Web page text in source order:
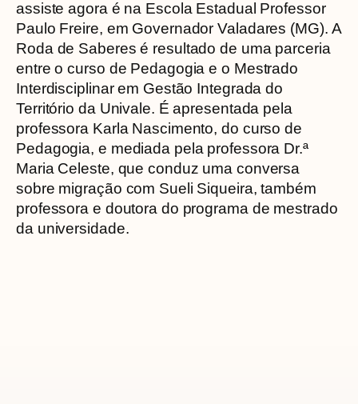
assiste agora é na Escola Estadual Professor
Paulo Freire, em Governador Valadares (MG). A
Roda de Saberes é resultado de uma parceria
entre o curso de Pedagogia e o Mestrado
Interdisciplinar em Gestão Integrada do
Território da Univale. É apresentada pela
professora Karla Nascimento, do curso de
Pedagogia, e mediada pela professora Dr.ª
Maria Celeste, que conduz uma conversa
sobre migração com Sueli Siqueira, também
professora e doutora do programa de mestrado
da universidade.